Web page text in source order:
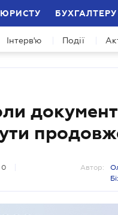
ЮРИСТУ БУХГАЛТЕРУ
Інтерв'ю Події
0 Автор: